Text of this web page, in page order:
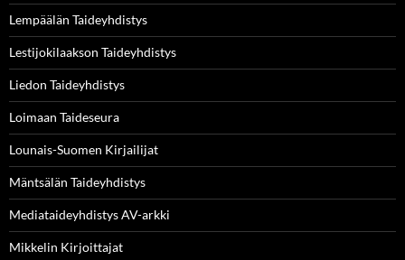
Lempäälän Taideyhdistys
Lestijokilaakson Taideyhdistys
Liedon Taideyhdistys
Loimaan Taideseura
Lounais-Suomen Kirjailijat
Mäntsälän Taideyhdistys
Mediataideyhdistys AV-arkki
Mikkelin Kirjoittajat